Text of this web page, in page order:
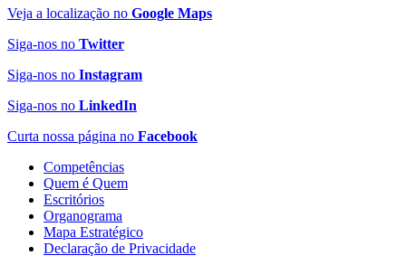
Veja a localização no Google Maps
Siga-nos no Twitter
Siga-nos no Instagram
Siga-nos no LinkedIn
Curta nossa página no Facebook
Competências
Quem é Quem
Escritórios
Organograma
Mapa Estratégico
Declaração de Privacidade